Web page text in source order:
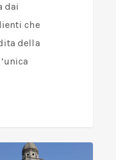
dai
che
della